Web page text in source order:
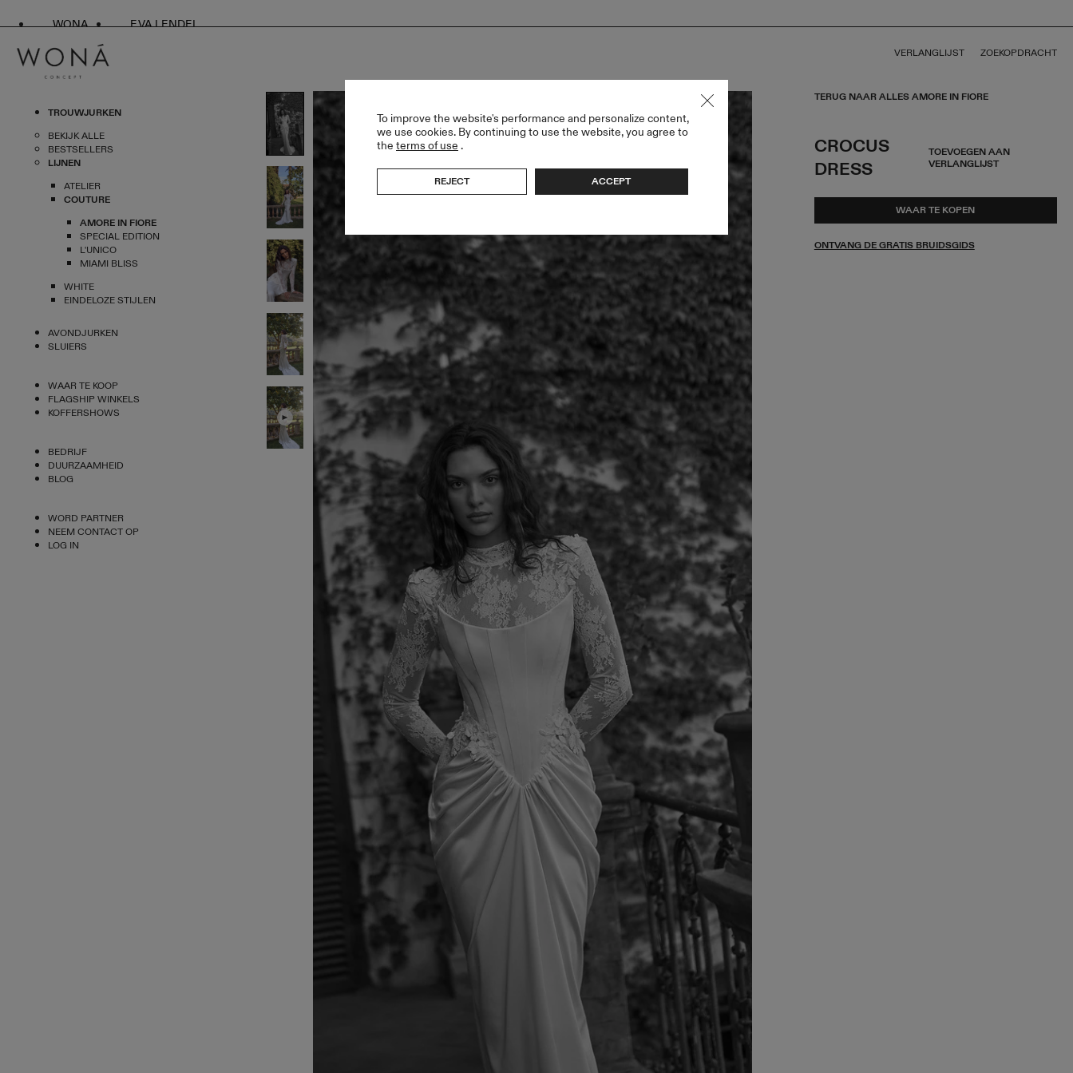
WONA EVA LENDEL
VERLANGLIJST ZOEKOPDRACHT
TROUWJURKEN
BEKIJK ALLE
BESTSELLERS
LIJNEN
ATELIER
COUTURE
AMORE IN FIORE
SPECIAL EDITION
L'UNICO
MIAMI BLISS
WHITE
EINDELOZE STIJLEN
AVONDJURKEN
SLUIERS
WAAR TE KOOP
FLAGSHIP WINKELS
KOFFERSHOWS
BEDRIJF
DUURZAAMHEID
BLOG
WORD PARTNER
NEEM CONTACT OP
LOG IN
TERUG NAAR ALLES AMORE IN FIORE
CROCUS
DRESS
TOEVOEGEN AAN
VERLANGLIJST
WAAR TE KOPEN
ONTVANG DE GRATIS BRUIDSGIDS
To improve the website's performance and personalize content,
we use cookies. By continuing to use the website, you agree to
the terms of use .
REJECT ACCEPT